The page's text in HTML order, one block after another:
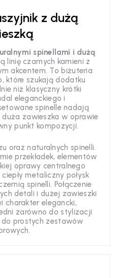
z dużą
spinellami i dużą
linię czarnych kamieni z
akcentem. To biżuteria
które szukają dodatku
niż klasyczny krótki
eleganckiego i
spinelle nadają
duża zawieszka w oprawie
punkt kompozycji.
oraz naturalnych spinelli.
przekładek, elementów
oprawy centralnego
metaliczny połysk
spinelli. Połączenie
detali i dużej zawieszki
charakter elegancki,
zarówno do stylizacji
do prostych zestawów